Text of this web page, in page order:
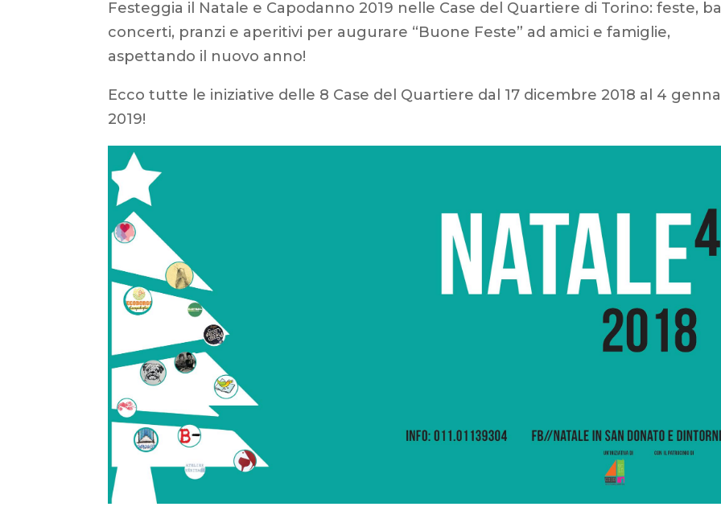
Festeggia il Natale e Capodanno 2019 nelle Case del Quartiere di Torino: feste,
concerti, pranzi e aperitivi per augurare “Buone Feste” ad amici e famiglie,
aspettando il nuovo anno!
Ecco tutte le iniziative delle 8 Case del Quartiere dal 17 dicembre 2018 al 4
2019!